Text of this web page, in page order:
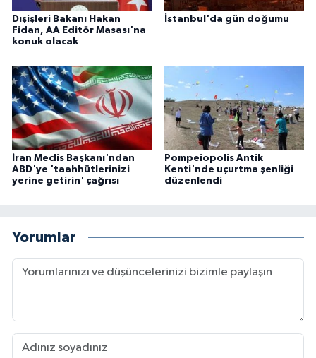
Dışişleri Bakanı Hakan
Fidan, AA Editör Masası'na
konuk olacak
İstanbul'da gün doğumu
İran Meclis Başkanı'ndan
ABD'ye 'taahhütlerinizi
yerine getirin' çağrısı
Pompeiopolis Antik
Kenti'nde uçurtma şenliği
düzenlendi
Yorumlar